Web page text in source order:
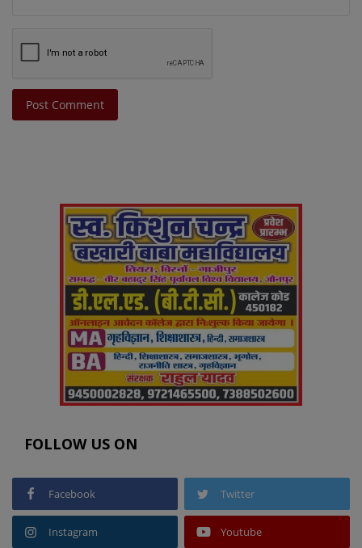
Post Comment
FOLLOW US ON
Facebook Twitter
Instagram Youtube